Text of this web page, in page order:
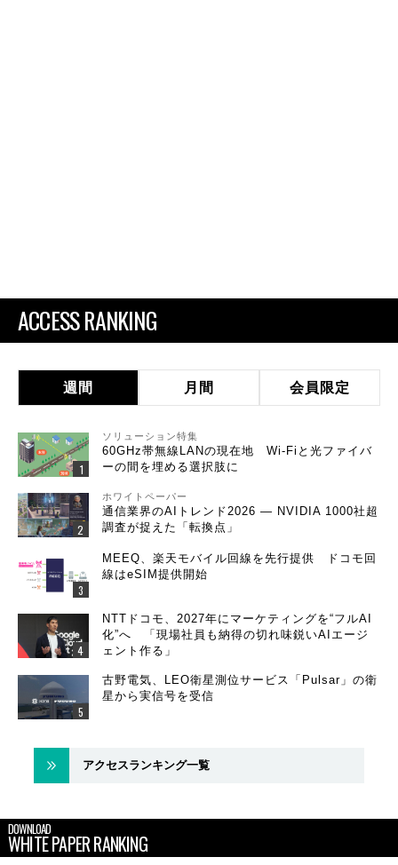
ACCESS RANKING
週間 月間 会員限定
ソリューション特集
60GHz帯無線LANの現在地 Wi-Fiと光ファイバ
ーの間を埋める選択肢に
ホワイトペーパー
通信業界のAIトレンド2026 ― NVIDIA 1000社超
調査が捉えた「転換点」
MEEQ、楽天モバイル回線を先行提供 ドコモ回
線はeSIM提供開始
NTTドコモ、2027年にマーケティングを“フルAI
化”へ 「現場社員も納得の切れ味鋭いAIエージ
ェント作る」
古野電気、LEO衛星測位サービス「Pulsar」の衛
星から実信号を受信
アクセスランキング一覧
DOWNLOAD
WHITE PAPER RANKING